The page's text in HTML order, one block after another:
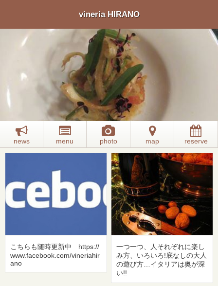
vineria HIRANO
news menu photo map reserve
こちらも随時更新中 https://
www.facebook.com/vineriahir
ano
一つ一つ、人それぞれに楽し
み方、いろいろ!底なしの大人
の遊び方…イタリアは奥が深
い!!